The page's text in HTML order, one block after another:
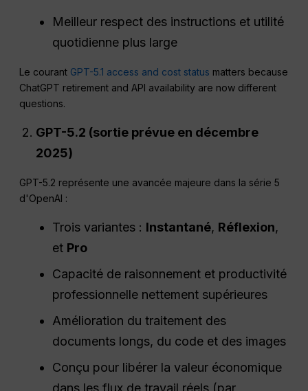
Meilleur respect des instructions et utilité
quotidienne plus large
Le courant GPT-5.1 access and cost status matters because
ChatGPT retirement and API availability are now different
questions.
GPT-5.2 (sortie prévue en décembre
2025)
GPT-5.2 représente une avancée majeure dans la série 5
d'OpenAI :
Trois variantes : Instantané, Réflexion,
et Pro
Capacité de raisonnement et productivité
professionnelle nettement supérieures
Amélioration du traitement des
documents longs, du code et des images
Conçu pour libérer la valeur économique
dans les flux de travail réels (par